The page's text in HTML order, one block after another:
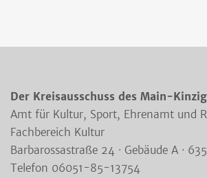
Der Kreisausschuss des Main-
Amt für Kultur, Sport, Ehrenamt und
Fachbereich Kultur
Barbarossastraße 24 · Gebäude A ·
Telefon 06051-85-13754